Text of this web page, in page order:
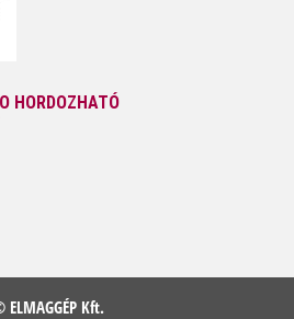
HORDOZHATÓ
ELMAGGÉP Kft.